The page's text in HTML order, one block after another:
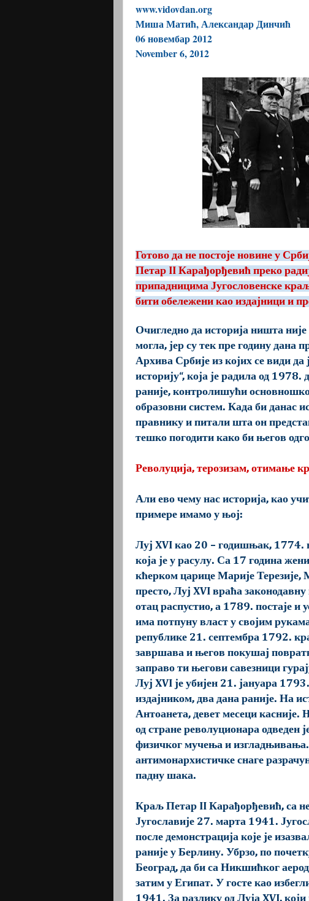
www.vidovdan.org
Миша Матић, Александар Динчић
06 новембар 2012
November 6, 2012
Готово да не постоје новине у
Петар II Карађорђевић преко
припадницима Југословенске
бити обележени као издајници и
Очигледно да историја ништа
могла, јер су тек пре годину дана
Архива Србије из којих се види да
историју“, која је радила од
раније, контролишући
образовни систем. Када би данас
правнику и питали шта он
тешко погодити како би његов
Револуција, терозизам, отимање
Али ево чему нас историја, као
примере имамо у њој:
Луј XVI као 20 – годишњак, 1774.
која је у расулу. Са 17 година
кћерком царице Марије
престо, Луј XVI враћа
отац распустио, а 1789. постаје и
има потпуну власт у својим
републике 21. септембра 1792.
завршава и његов покушај
заправо ти његови савезници
Луј XVI је убијен 21. јануара
издајником, два дана раније. На
Антоанета, девет месеци
од стране револуционара одведен
физичког мучења и
антимонархистичке снаге
падну шака.
Краљ Петар II Карађорђевић, са
Југославије 27. марта 1941.
после демонстрација које је
раније у Берлину. Убрзо, по
Београд, да би са Никшићког
затим у Египат. У госте као
1941. За разлику од Луја XVI,